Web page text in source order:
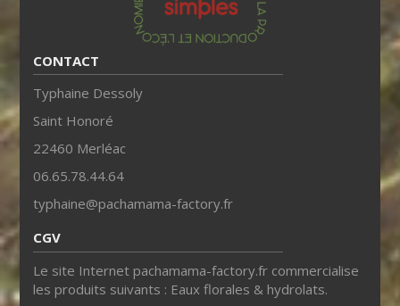
CONTACT
Typhaine Dessoly
Saint Honoré
22460 Merléac
06.65.78.44.64
typhaine@pachamama-factory.fr
CGV
Le site Internet pachamama-factory.fr commercialise
les produits suivants : Eaux florales & hydrolats.